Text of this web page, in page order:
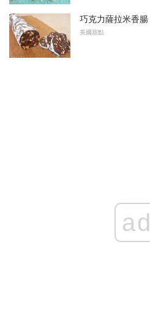
巧克力薩拉米香腸
美國甜點
ad